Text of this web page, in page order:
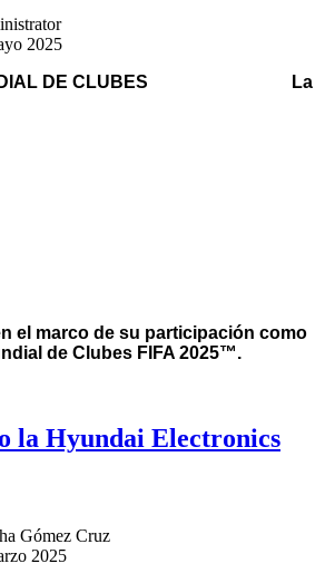
2025
La
el marco de su participación como
de Clubes FIFA 2025™.
la Hyundai Electronics
Gómez Cruz
2025